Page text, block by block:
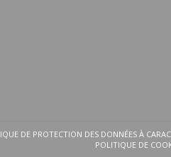
NOUVELLE FENÊTRE))
DE PROTECTION DES DONNÉES À
((OUVRE UNE
POLITIQUE DE